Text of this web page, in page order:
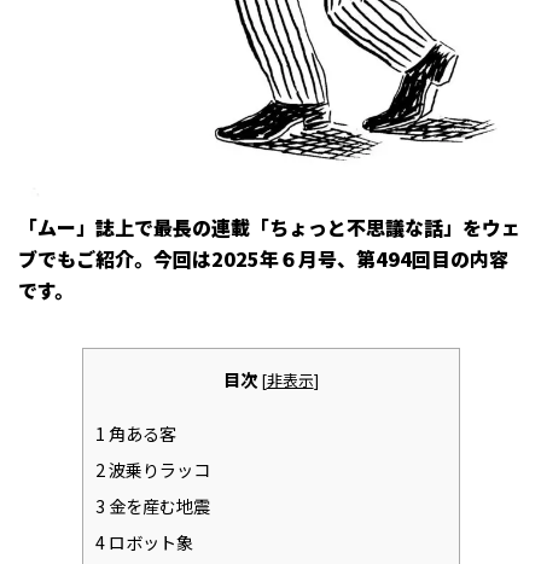
「ムー」誌上で最長の連載「ちょっと不思議な話」をウェ
ブでもご紹介。今回は2025年６月号、第494回目の内容
です。
目次 [非表示]
1 角ある客
2波乗りラッコ
3 金を産む地震
4ロボット象